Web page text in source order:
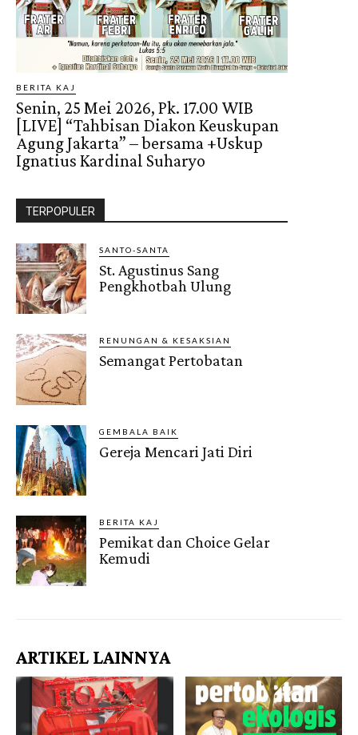
BERITA KAJ
Senin, 25 Mei 2026, Pk. 17.00 WIB
[LIVE] “Tahbisan Diakon Keuskupan
Agung Jakarta” – bersama +Uskup
Ignatius Kardinal Suharyo
TERPOPULER
SANTO-SANTA
St. Agustinus Sang
Pengkhotbah Ulung
RENUNGAN & KESAKSIAN
Semangat Pertobatan
GEMBALA BAIK
Gereja Mencari Jati Diri
BERITA KAJ
Pemikat dan Choice Gelar
Kemudi
ARTIKEL LAINNYA